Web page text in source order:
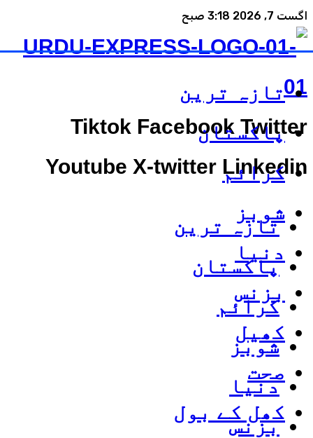
اگست 7, 2026 3:18 صبح
Tiktok Facebook Twitter
Youtube X-twitter Linkedin
تازہ ترین
پاکستان
کرائم
شوبز
دنیا
بزنس
تازہ ترین
پاکستان
کرائم
شوبز
دنیا
بزنس
کھیل
صحت
کھل کے بول